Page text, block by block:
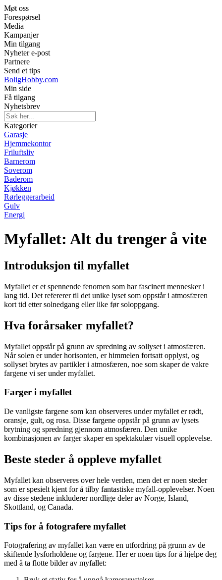
Møt oss
Forespørsel
Media
Kampanjer
Min tilgang
Nyheter e-post
Partnere
Send et tips
BoligHobby.com
Min side
Få tilgang
Nyhetsbrev
Kategorier
Garasje
Hjemmekontor
Friluftsliv
Barnerom
Soverom
Baderom
Kjøkken
Rørleggerarbeid
Gulv
Energi
Myfallet: Alt du trenger å vite
Introduksjon til myfallet
Myfallet er et spennende fenomen som har fascinert mennesker i
lang tid. Det refererer til det unike lyset som oppstår i atmosfæren
kort tid etter solnedgang eller like før soloppgang.
Hva forårsaker myfallet?
Myfallet oppstår på grunn av spredning av sollyset i atmosfæren.
Når solen er under horisonten, er himmelen fortsatt opplyst, og
sollyset brytes av partikler i atmosfæren, noe som skaper de vakre
fargene vi ser under myfallet.
Farger i myfallet
De vanligste fargene som kan observeres under myfallet er rødt,
oransje, gult, og rosa. Disse fargene oppstår på grunn av lysets
brytning og spredning gjennom atmosfæren. Den unike
kombinasjonen av farger skaper en spektakulær visuell opplevelse.
Beste steder å oppleve myfallet
Myfallet kan observeres over hele verden, men det er noen steder
som er spesielt kjent for å tilby fantastiske myfall-opplevelser. Noen
av disse stedene inkluderer nordlige deler av Norge, Island,
Skottland, og Canada.
Tips for å fotografere myfallet
Fotografering av myfallet kan være en utfordring på grunn av de
skiftende lysforholdene og fargene. Her er noen tips for å hjelpe deg
med å ta flotte bilder av myfallet: